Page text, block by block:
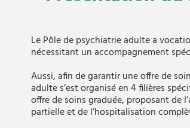
Le Pôle de psychiatrie adulte a
nécessitant un accompagnement
Aussi, afin de garantir une offre de
adulte s’est organisé en 4 filières
offre de soins graduée, proposant de
partielle et de l’hospitalisation